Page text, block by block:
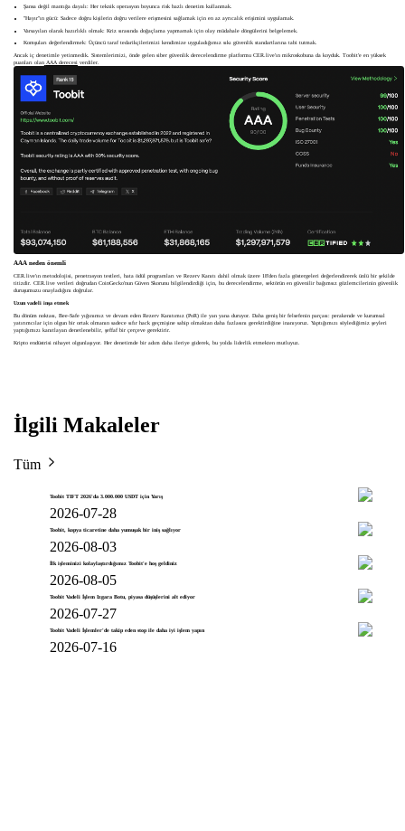
Şansa değil mantığa dayalı: Her teknik operasyon boyunca risk bazlı denetim kullanmak.
"Hayır"ın gücü: Sadece doğru kişilerin doğru verilere erişmesini sağlamak için en az ayrıcalık erişimini uygulamak.
Varsayılan olarak hazırlıklı olmak: Kriz sırasında doğaçlama yapmamak için olay müdahale döngülerini belgelemek.
Komşuları değerlendirmek: Üçüncü taraf tedarikçilerimizi kendimize uyguladığımız sıkı güvenlik standartlarına tabi tutmak.
Ancak iç denetimle yetinmedik. Sistemlerimizi, önde gelen siber güvenlik derecelendirme platformu CER.live'ın mikroskobuna da koyduk. Toobit'e en yüksek
puanları olan AAA derecesi verdiler.
AAA neden önemli
CER.live'ın metodolojisi, penetrasyon testleri, hata ödül programları ve Rezerv Kanıtı dahil olmak üzere 18'den fazla göstergeleri değerlendirerek ünlü bir şekilde
titizdir. CER.live verileri doğrudan CoinGecko'nun Güven Skorunu bilgilendirdiği için, bu derecelendirme, sektörün en güvenilir bağımsız gözlemcilerinin güvenlik
duruşumuzu onayladığını doğrular.
Uzun vadeli inşa etmek
Bu dönüm noktası, Bee-Safe yığınımız ve devam eden Rezerv Kanıtımız (PoR) ile yan yana duruyor. Daha geniş bir felsefenin parçası: perakende ve kurumsal
yatırımcılar için olgun bir ortak olmanın sadece sıfır hack geçmişine sahip olmaktan daha fazlasını gerektirdiğine inanıyoruz. Yaptığımızı söylediğimiz şeyleri
yaptığımızı kanıtlayan denetlenebilir, şeffaf bir çerçeve gerektirir.
Kripto endüstrisi nihayet olgunlaşıyor. Her denetimde bir adım daha ileriye giderek, bu yolda liderlik etmekten mutluyuz.
İlgili Makaleler
Tüm
Toobit TIFT 2026'da 3.000.000 USDT için Yarış
2026-07-28
Toobit, kopya ticaretine daha yumuşak bir iniş sağlıyor
2026-08-03
İlk işleminizi kolaylaştırdığımız Toobit'e hoş geldiniz
2026-08-05
Toobit Vadeli İşlem Izgara Botu, piyasa düşüşlerini alt ediyor
2026-07-27
Toobit Vadeli İşlemler'de takip eden stop ile daha iyi işlem yapın
2026-07-16